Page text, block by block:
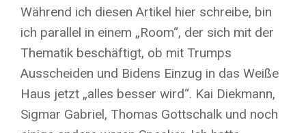
Während ich diesen Artikel hier schreibe, bin
ich parallel in einem „Room“, der sich mit der
Thematik beschäftigt, ob mit Trumps
Ausscheiden und Bidens Einzug in das Weiße
Haus jetzt „alles besser wird“. Kai Diekmann,
Sigmar Gabriel, Thomas Gottschalk und noch